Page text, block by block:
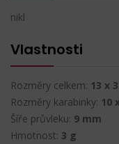
nikl
Vlastnosti
Rozměry celkem: 13 x
Rozměry karabinky: 10
Šíře průvleku: 9 mm
Hmotnost: 3 g